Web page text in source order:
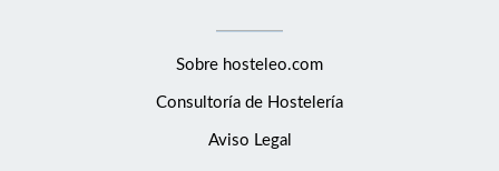
Sobre hosteleo.com
Consultoría de Hostelería
Aviso Legal